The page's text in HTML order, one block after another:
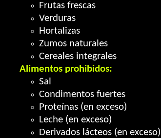
Frutas frescas
Verduras
Hortalizas
Zumos naturales
Cereales integrales
Alimentos prohibidos:
Sal
Condimentos fuertes
Proteínas (en exceso)
Leche (en exceso)
Derivados lácteos (en exceso)